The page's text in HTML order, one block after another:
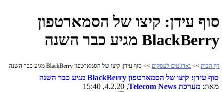
סוף עידן: קיצו של הסמארטפון
BlackBerry מגיע כבר השנה
דף הבית >> גאדג'טים לעסקים >> סוף עידן: קיצו של הסמארטפון BlackBerry מגיע כבר השנה
סוף עידן: קיצו של הסמארטפון BlackBerry מגיע כבר השנה
מאת: מערכת Telecom News
, 4.2.20, 15:40